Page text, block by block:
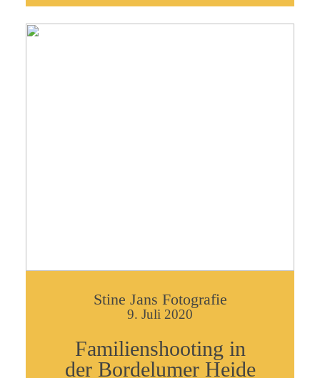
Stine Jans Fotografie
9. Juli 2020
Familienshooting in
der Bordelumer Heide